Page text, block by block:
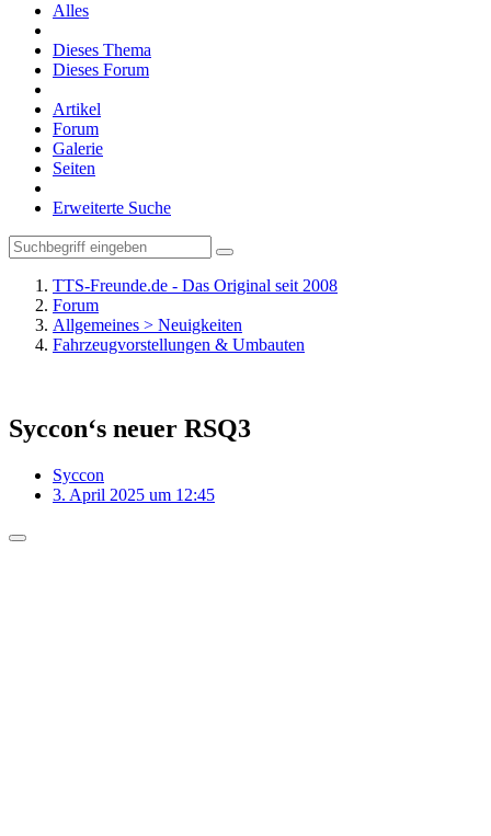
Alles
Dieses Thema
Dieses Forum
Artikel
Forum
Galerie
Seiten
Erweiterte Suche
TTS-Freunde.de - Das Original seit 2008
Forum
Allgemeines > Neuigkeiten
Fahrzeugvorstellungen & Umbauten
Syccon‘s neuer RSQ3
Syccon
3. April 2025 um 12:45